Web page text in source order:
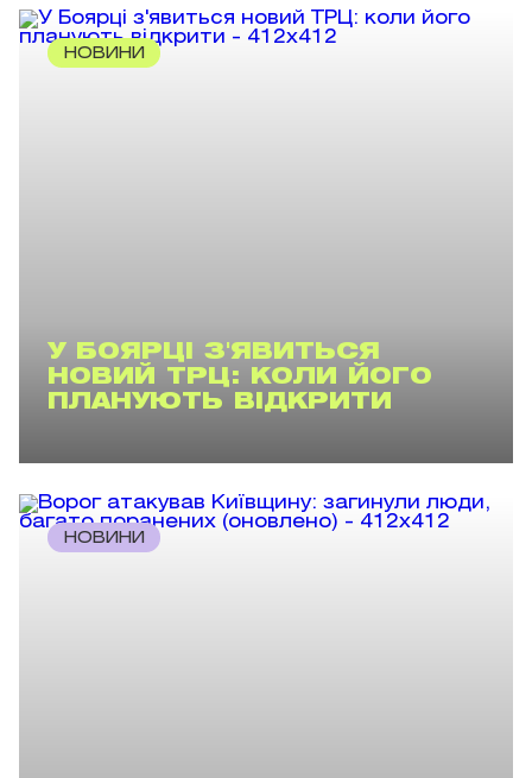
НОВИНИ
У БОЯРЦІ З'ЯВИТЬСЯ
НОВИЙ ТРЦ: КОЛИ ЙОГО
ПЛАНУЮТЬ ВІДКРИТИ
НОВИНИ